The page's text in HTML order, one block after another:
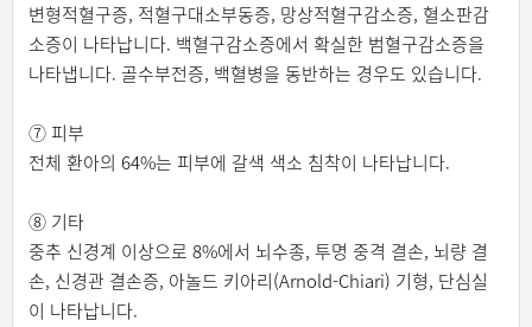
변형적혈구증, 적혈구대소부동증, 망상적혈구감소증, 혈소판감
소증이 나타납니다. 백혈구감소증에서 확실한 범혈구감소증을
나타냅니다. 골수부전증, 백혈병을 동반하는 경우도 있습니다.
⑦ 피부
전체 환아의 64%는 피부에 갈색 색소 침착이 나타납니다.
⑧ 기타
중추 신경계 이상으로 8%에서 뇌수종, 투명 중격 결손, 뇌량 결
손, 신경관 결손증, 아놀드 키아리(Arnold-Chiari) 기형, 단심실
이 나타납니다.